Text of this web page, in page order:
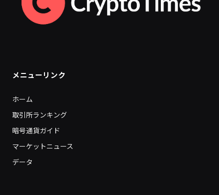
メニューリンク
ホーム
取引所ランキング
暗号通貨ガイド
マーケットニュース
データ